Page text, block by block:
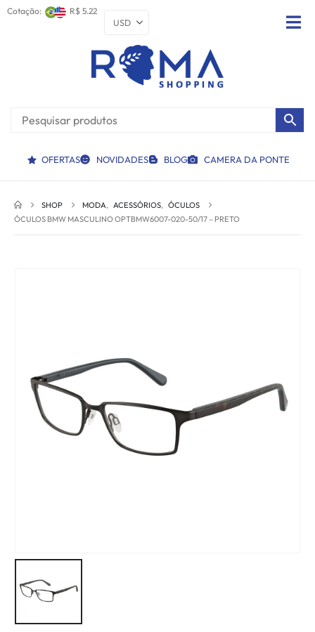
Cotação: R$ 5.22
OFERTAS NOVIDADES BLOG CAMERA DA PONTE
SHOP MODA, ACESSÓRIOS, ÓCULOS
ÓCULOS BMW MASCULINO OPTBMW6007-020-50/17 – PRETO